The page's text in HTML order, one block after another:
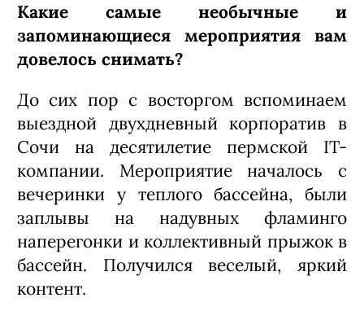
Какие самые необычные и
запоминающиеся мероприятия вам
довелось снимать?
До сих пор с восторгом вспоминаем
выездной двухдневный корпоратив в
Сочи на десятилетие пермской IT-
компании. Мероприятие началось с
вечеринки у теплого бассейна, были
заплывы на надувных фламинго
наперегонки и коллективный прыжок в
бассейн. Получился веселый, яркий
контент.